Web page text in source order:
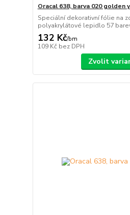
Oracal 638, barva 020 golden
Speciální dekorativní fólie na
polyakrylátové lepidlo 57
132 Kč/bm
109 Kč bez DPH
Zvolit